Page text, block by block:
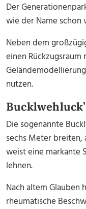
Der
wie der Name schon
Neben dem
einen
nutzen.
Die sogenannte
sechs Meter
weist eine markante
lehnen.
Nach altem Glauben
rheumatische